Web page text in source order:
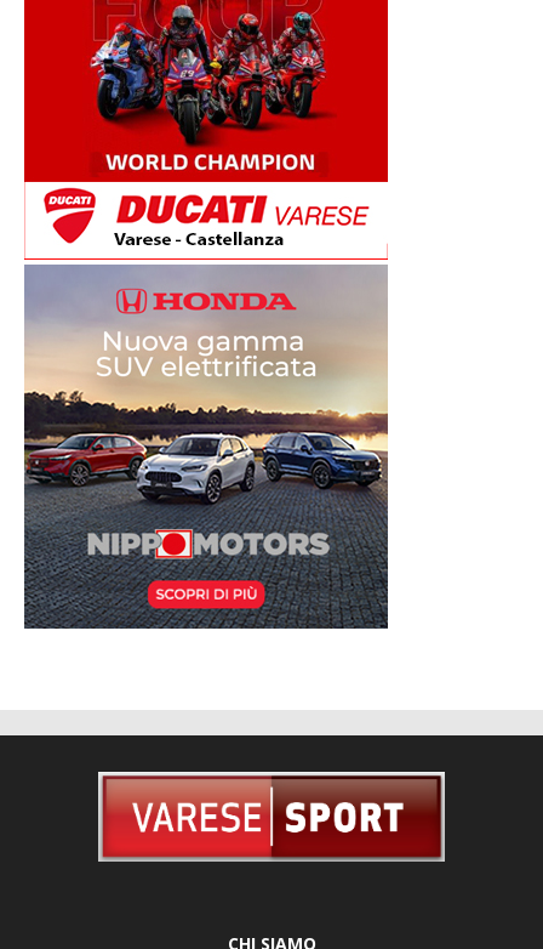
CHI SIAMO